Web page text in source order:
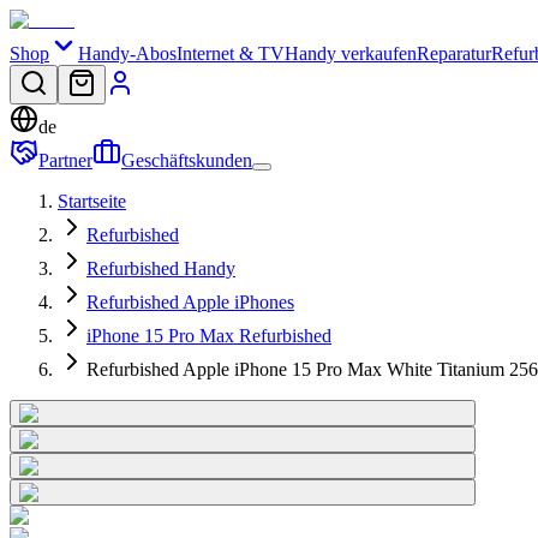
Shop Handy-AbosInternet & TVHandy verkaufenReparatur
de
Partner
Geschäftskunden
Startseite
Refurbished
Refurbished Handy
Refurbished Apple iPhones
iPhone 15 Pro Max Refurbished
Refurbished Apple iPhone 15 Pro Max White Titanium